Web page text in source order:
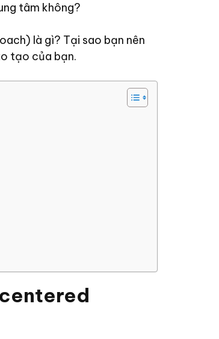
tâm không?
là gì? Tại sao bạn nên
tạo của bạn.